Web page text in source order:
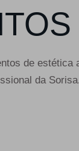
de estética
da Sorisa.